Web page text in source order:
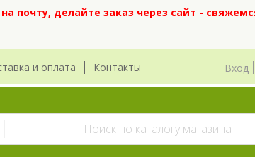
делайте заказ через сайт -
и оплата Контакты Вход